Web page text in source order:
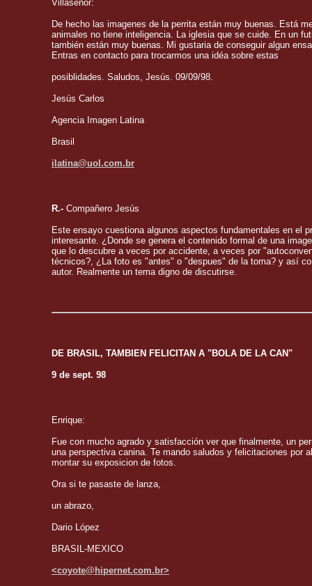
Villaseñor:
De hecho las imagenes de la perrita están muy buenas. Está
animales no tiene inteligencia. La iglesia que se cuide. En un
también están muy buenas. Mi gustaria de conseguir algun
Entras en contacto para trocarmos una idéa sobre estas
posiblidades. Saludos, Jesús. 09/09/98.
Jesús Carlos
Agencia Imagen Latina
Brasil
ilatina@uol.com.br
R.- Compañero Jesús
Este ensayo cuestiona algunos aspectos fundamentales en el
interesante. ¿Donde se genera el contenido formal de una
que lo descubre a veces por accidente, a veces por
técnicos?, ¿La foto es "antes" o "despues" de la toma? y así
autor. Realmente un tema digno de discutirse.
DE BRASIL, TAMBIEN FELICITAN A "BOLA DE LA CAN"
9 de sept. 98
Enrique:
Fue con mucho agrado y satisfacción ver que finalmente, un
una perspectiva canina. Te mando saludos y felicitaciones por
montar su exposicion de fotos.
Ora si te pasaste de lanza,
un abrazo,
Dario López
BRASIL-MEXICO
<coyote@hipernet.com.br>